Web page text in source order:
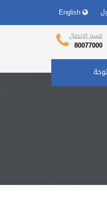
قسم الإتصال
80077000
العمل